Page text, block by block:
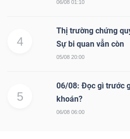
06/08 01:10
4
Thị trường chứng
Sự bi quan vẫn còn
05/08 20:00
5
06/08: Đọc gì trước
khoán?
06/08 06:00